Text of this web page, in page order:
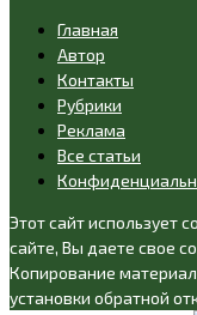
Главная
Автор
Контакты
Рубрики
Реклама
Все статьи
Этот сайт использует
сайте, Вы даете свое
Копирование
установки обратной